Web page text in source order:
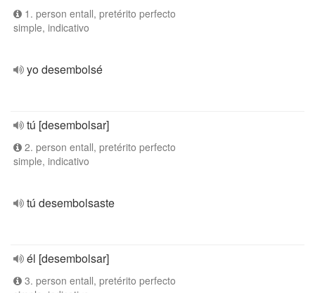
1. person entall, pretérito perfecto
simple, indicativo
yo desembolsé
tú [desembolsar]
2. person entall, pretérito perfecto
simple, indicativo
tú desembolsaste
él [desembolsar]
3. person entall, pretérito perfecto